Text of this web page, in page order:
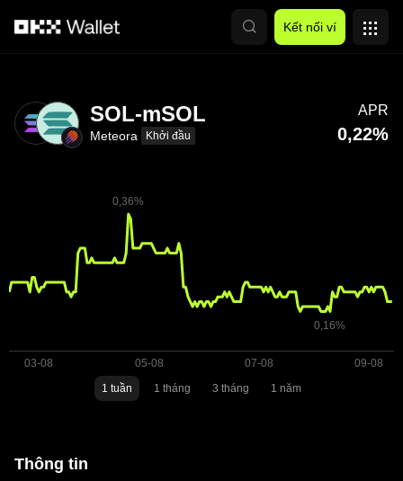
Kết nối ví
SOL-mSOL
Meteora Khởi đầu
APR
0,22%
1 tuần 1 tháng 3 tháng 1 năm
Thông tin